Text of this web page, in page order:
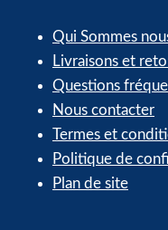
Qui Sommes
Livraisons et
Questions
Nous contacter
Termes et
Politique de
Plan de site